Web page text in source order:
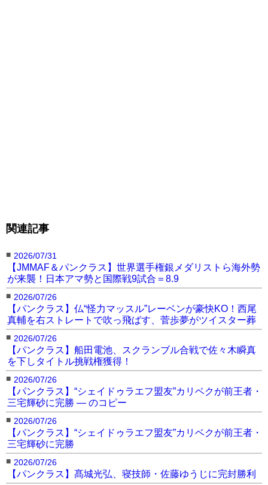
関連記事
■ 2026/07/31
【JMMAF＆パンクラス】世界選手権銀メダリストら海外勢
が来襲！日本アマ勢と国際戦9試合＝8.9
■ 2026/07/26
【パンクラス】仏“怪力マッスル”レーベンが豪快KO！西尾
真輔を右ストレートで吹っ飛ばす、菅歩夢がツイスター葬
■ 2026/07/26
【パンクラス】船田電池、スクランブル合戦で佐々木瞬真
を下しタイトル挑戦権獲得！
■ 2026/07/26
【パンクラス】“シェイドゥラエフ盟友”カリベクが前王者・
三宅輝砂に完勝 — のコピー
■ 2026/07/26
【パンクラス】“シェイドゥラエフ盟友”カリベクが前王者・
三宅輝砂に完勝
■ 2026/07/26
【パンクラス】髙城光弘、寝技師・佐藤ゆうじに完封勝利